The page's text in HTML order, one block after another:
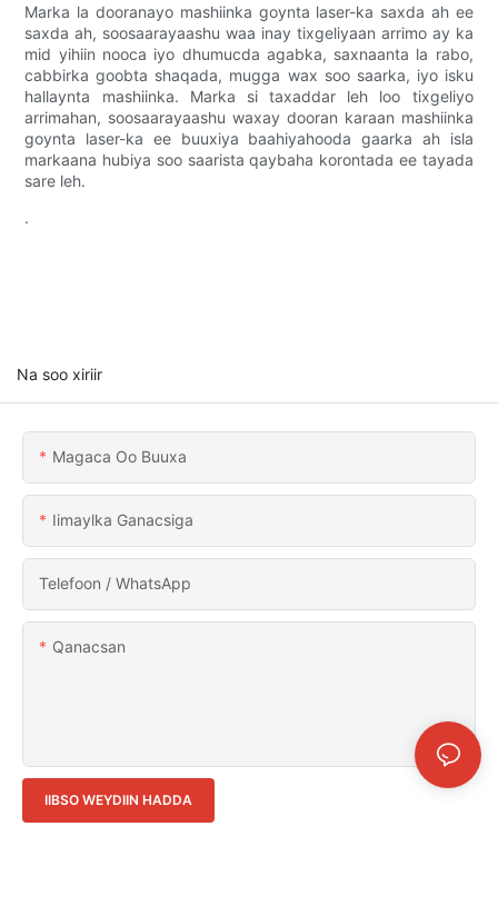
Marka la dooranayo mashiinka goynta laser-ka saxda ah ee
saxda ah, soosaarayaashu waa inay tixgeliyaan arrimo ay ka
mid yihiin nooca iyo dhumucda agabka, saxnaanta la rabo,
cabbirka goobta shaqada, mugga wax soo saarka, iyo isku
hallaynta mashiinka. Marka si taxaddar leh loo tixgeliyo
arrimahan, soosaarayaashu waxay dooran karaan mashiinka
goynta laser-ka ee buuxiya baahiyahooda gaarka ah isla
markaana hubiya soo saarista qaybaha korontada ee tayada
sare leh.
.
Na soo xiriir
Magaca Oo Buuxa
Iimaylka Ganacsiga
Telefoon / WhatsApp
Qanacsan
IIBSO WEYDIIN HADDA